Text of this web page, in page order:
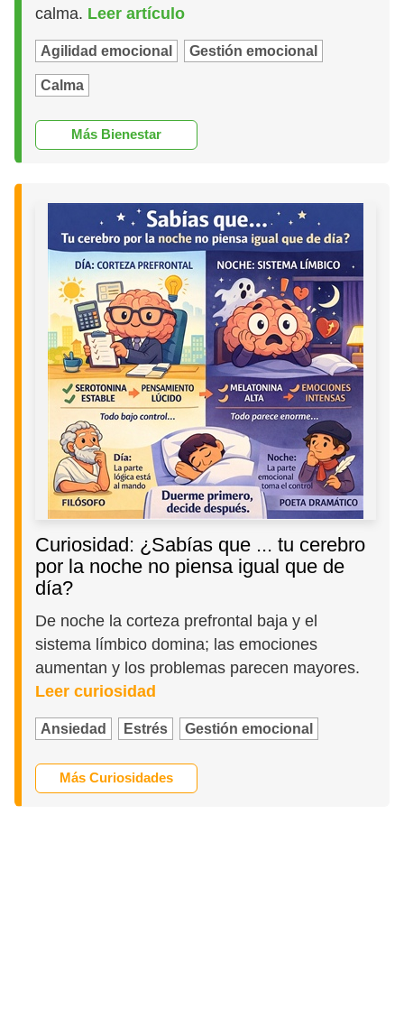
calma. Leer artículo
Agilidad emocional Gestión emocional
Calma
Más Bienestar
Curiosidad: ¿Sabías que ... tu cerebro
por la noche no piensa igual que de
día?
De noche la corteza prefrontal baja y el
sistema límbico domina; las emociones
aumentan y los problemas parecen mayores.
Leer curiosidad
Ansiedad Estrés Gestión emocional
Más Curiosidades